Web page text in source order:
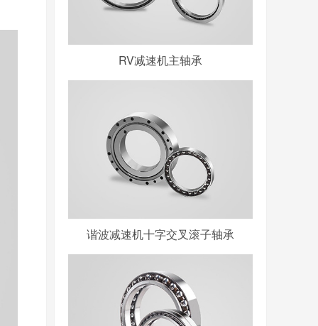
RV减速机主轴承
谐波减速机十字交叉滚子轴承